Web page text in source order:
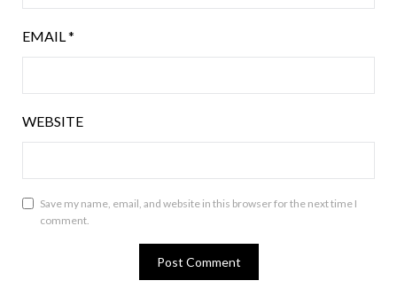
EMAIL *
WEBSITE
Save my name, email, and website in this browser for the next time I
comment.